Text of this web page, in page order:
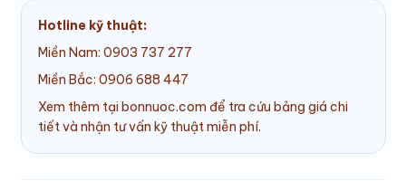
Hotline kỹ thuật:
Miền Nam: 0903 737 277
Miền Bắc: 0906 688 447
Xem thêm tại bonnuoc.com để tra cứu bảng giá chi
tiết và nhận tư vấn kỹ thuật miễn phí.